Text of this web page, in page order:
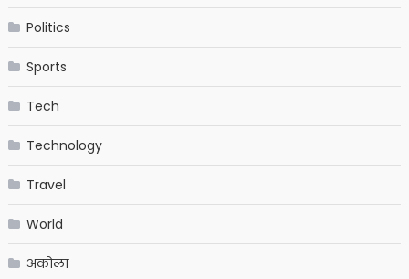
Politics
Sports
Tech
Technology
Travel
World
अकोला